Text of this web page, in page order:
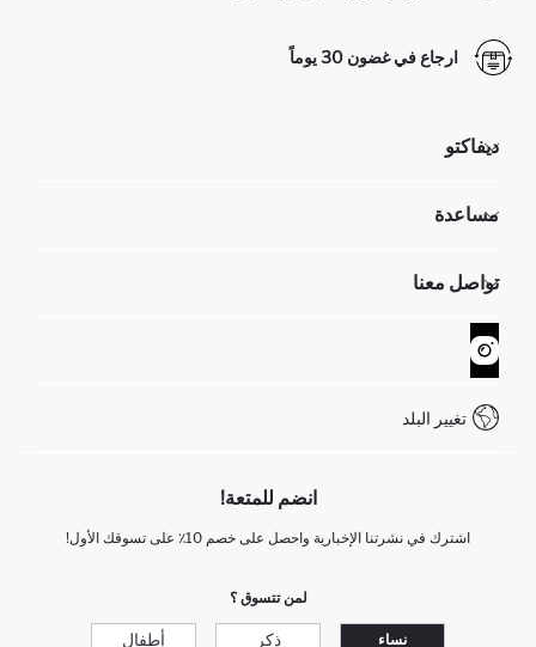
ارجاع في غضون 30 يوماً
ديفاكتو
تعرف علينا
GIFT CLUB
مساعدة
عمليات الارجاع و الاستبدال السهلة
تتبع الشحنة
كيف يمكنك التسوق في ديفاكتو ؟
تواصل معنا
نموذج الاتصال
خدمة العملاء
تغيير البلد
انضم للمتعة!
اشترك في نشرتنا الإخبارية واحصل على خصم 10٪ على تسوقك الأول!
لمن تتسوق ؟
نساء ذكر أطفال